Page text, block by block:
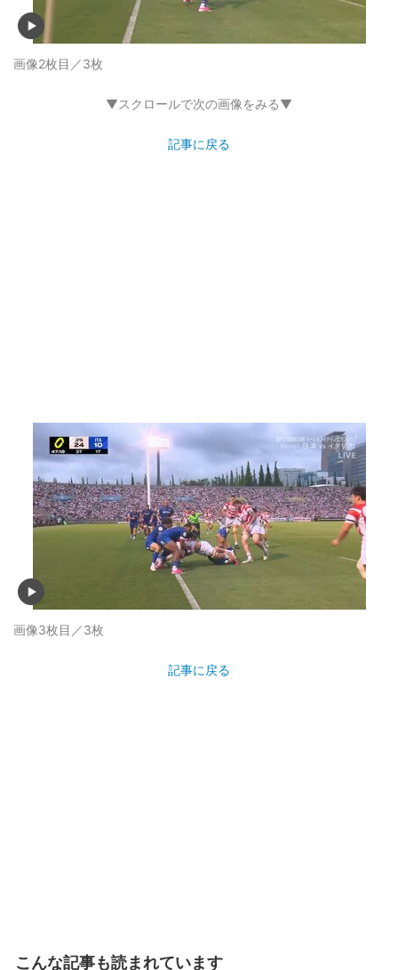
画像2枚目／3枚
▼スクロールで次の画像をみる▼
記事に戻る
画像3枚目／3枚
記事に戻る
こんな記事も読まれています